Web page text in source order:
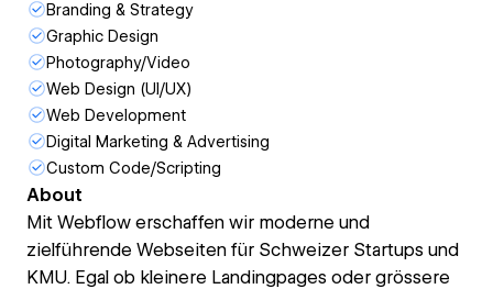
Branding & Strategy
Graphic Design
Photography/Video
Web Design (UI/UX)
Web Development
Digital Marketing & Advertising
Custom Code/Scripting
About
Mit Webflow erschaffen wir moderne und
zielführende Webseiten für Schweizer Startups und
KMU. Egal ob kleinere Landingpages oder grössere